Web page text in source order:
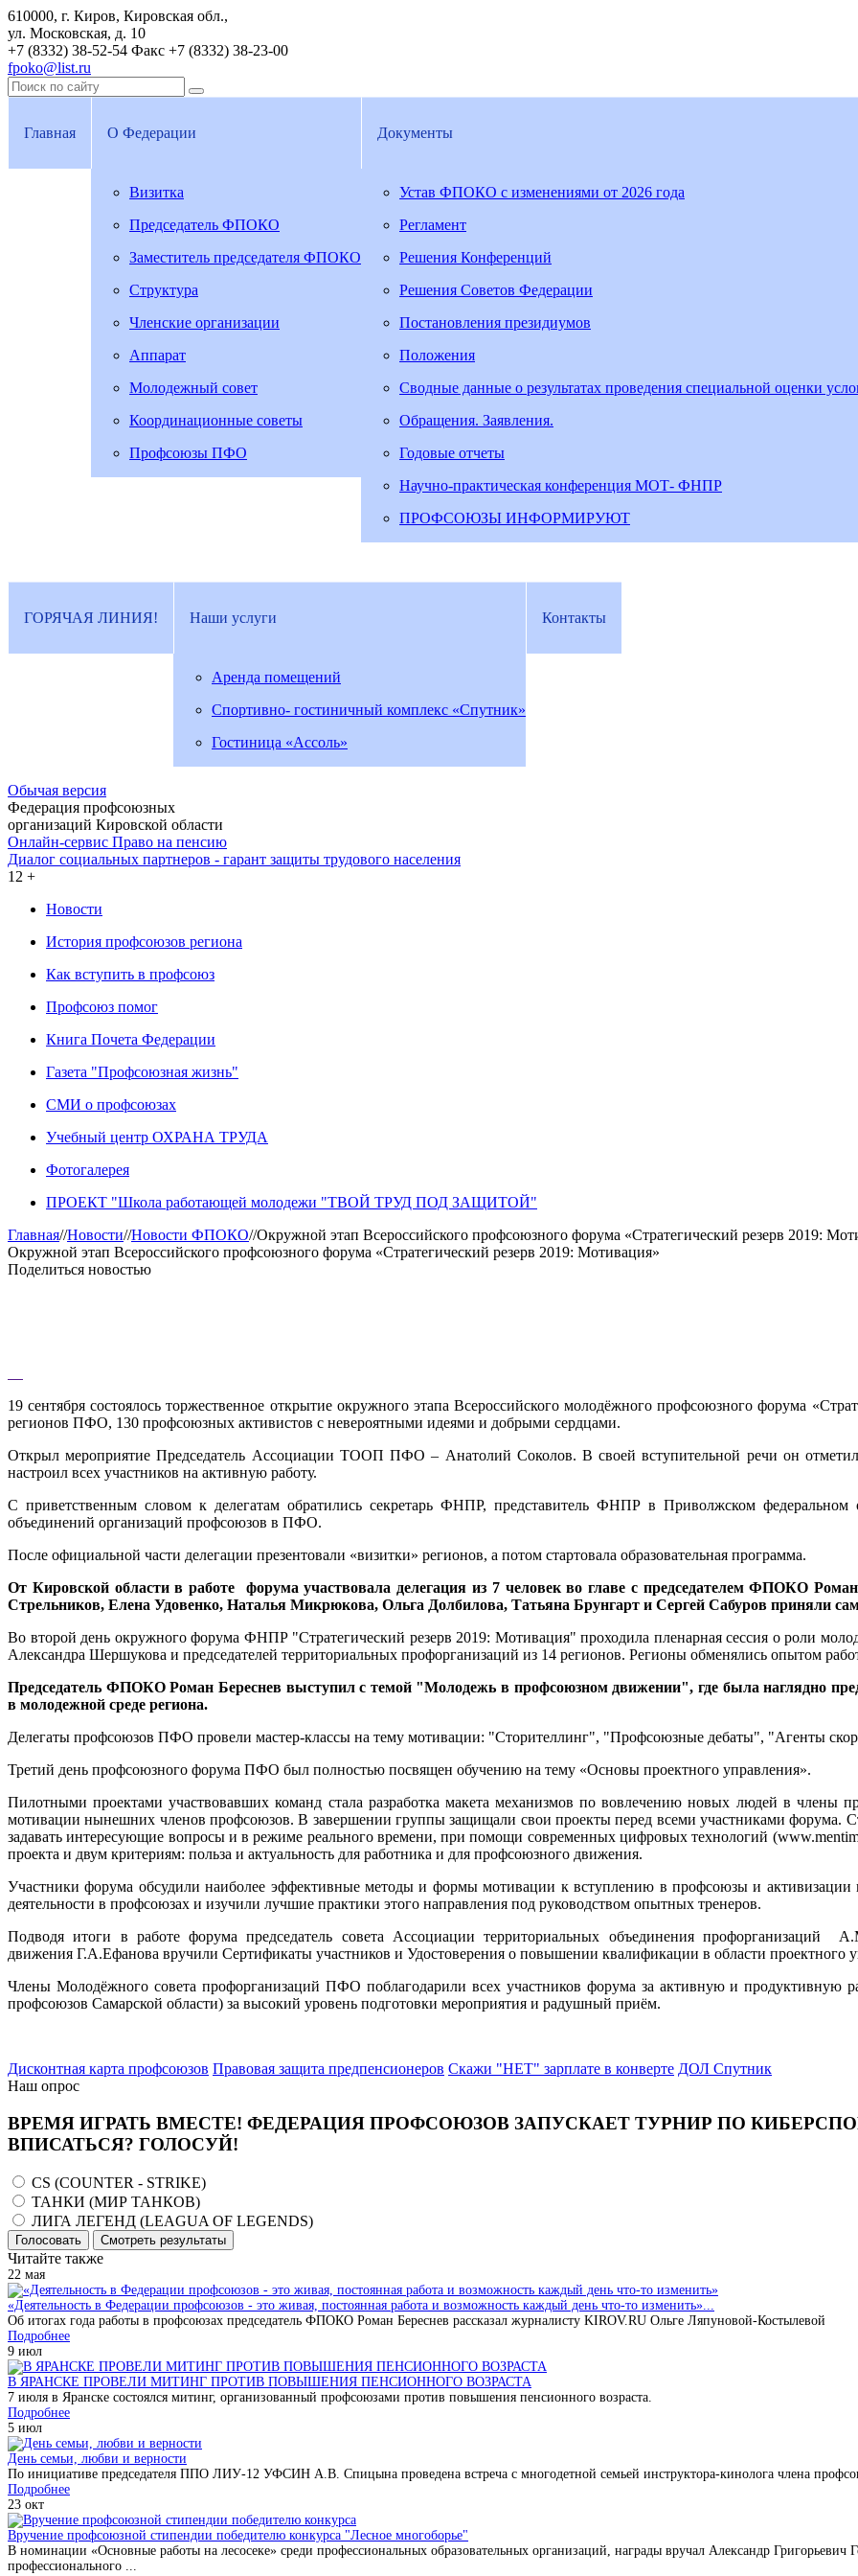
610000, г. Киров, Кировская обл.,
ул. Московская, д. 10
+7 (8332) 38-52-54 Факс +7 (8332) 38-23-00
fpoko@list.ru
Главная О Федерации
Визитка
Председатель ФПОКО
Заместитель председателя ФПОКО
Структура
Членские организации
Аппарат
Молодежный совет
Координационные советы
Профсоюзы ПФО
Документы
Устав ФПОКО с изменениями от 2026 года
Регламент
Решения Конференций
Решения Советов Федерации
Постановления президиумов
Положения
Сводные данные о результатах проведения специальной оценки
Обращения. Заявления.
Годовые отчеты
Научно-практическая конференция МОТ- ФНПР
ПРОФСОЮЗЫ ИНФОРМИРУЮТ
ГОРЯЧАЯ ЛИНИЯ! Наши услуги
Аренда помещений
Спортивно- гостиничный комплекс «Спутник»
Гостиница «Ассоль»
Контакты
Обычая версия
Федерация профсоюзных
организаций Кировской области
Онлайн-сервис Право на пенсию
Диалог социальных партнеров - гарант защиты трудового населения
12 +
Новости
История профсоюзов региона
Как вступить в профсоюз
Профсоюз помог
Книга Почета Федерации
Газета "Профсоюзная жизнь"
СМИ о профсоюзах
Учебный центр ОХРАНА ТРУДА
Фотогалерея
ПРОЕКТ "Школа работающей молодежи "ТВОЙ ТРУД ПОД ЗАЩИТОЙ"
Главная//Новости//Новости ФПОКО//Окружной этап Всероссийского профсоюзного форума «Стратегический резерв 2019:
Окружной этап Всероссийского профсоюзного форума «Стратегический резерв 2019: Мотивация»
Поделиться новостью
19 сентября состоялось торжественное открытие окружного этапа Всероссийского молодёжного профсоюзного форума
регионов ПФО, 130 профсоюзных активистов с невероятными идеями и добрыми сердцами.
Открыл мероприятие Председатель Ассоциации ТООП ПФО – Анатолий Соколов. В своей вступительной речи он
настроил всех участников на активную работу.
С приветственным словом к делегатам обратились секретарь ФНПР, представитель ФНПР в Приволжском федеральном
объединений организаций профсоюзов в ПФО.
После официальной части делегации презентовали «визитки» регионов, а потом стартовала образовательная программа.
От Кировской области в работе форума участвовала делегация из 7 человек во главе с председателем ФПОКО
Стрельников, Елена Удовенко, Наталья Микрюкова, Ольга Долбилова, Татьяна Брунгарт и Сергей Сабуров приняли
Во второй день окружного форума ФНПР "Стратегический резерв 2019: Мотивация" проходила пленарная сессия о роли
Александра Шершукова и председателей территориальных профорганизаций из 14 регионов. Регионы обменялись опытом
Председатель ФПОКО Роман Береснев выступил с темой "Молодежь в профсоюзном движении", где была наглядно
в молодежной среде региона.
Делегаты профсоюзов ПФО провели мастер-классы на тему мотивации: "Сторителлинг", "Профсоюзные дебаты", "Агенты
Третий день профсоюзного форума ПФО был полностью посвящен обучению на тему «Основы проектного управления».
Пилотными проектами участвовавших команд стала разработка макета механизмов по вовлечению новых людей в члены
мотивации нынешних членов профсоюзов. В завершении группы защищали свои проекты перед всеми участниками форума.
задавать интересующие вопросы и в режиме реального времени, при помощи современных цифровых технологий
проекта и двум критериям: польза и актуальность для работника и для профсоюзного движения.
Участники форума обсудили наиболее эффективные методы и формы мотивации к вступлению в профсоюзы и активизации
деятельности в профсоюзах и изучили лучшие практики этого направления под руководством опытных тренеров.
Подводя итоги в работе форума председатель совета Ассоциации территориальных объединения профорганизаций
движения Г.А.Ефанова вручили Сертификаты участников и Удостоверения о повышении квалификации в области проектного
Члены Молодёжного совета профорганизаций ПФО поблагодарили всех участников форума за активную и
профсоюзов Самарской области) за высокий уровень подготовки мероприятия и радушный приём.
Дисконтная карта профсоюзов Правовая защита предпенсионеров Скажи "НЕТ" зарплате в конверте ДОЛ Спутник
Наш опрос
ВРЕМЯ ИГРАТЬ ВМЕСТЕ! ФЕДЕРАЦИЯ ПРОФСОЮЗОВ ЗАПУСКАЕТ ТУРНИР ПО
ВПИСАТЬСЯ? ГОЛОСУЙ!
CS (COUNTER - STRIKE)
ТАНКИ (МИР ТАНКОВ)
ЛИГА ЛЕГЕНД (LEAGUA OF LEGENDS)
Голосовать Смотреть результаты
Читайте также
22 мая
«Деятельность в Федерации профсоюзов - это живая, постоянная работа и возможность каждый день что-то изменить»...
Об итогах года работы в профсоюзах председатель ФПОКО Роман Береснев рассказал журналисту KIROV.RU Ольге Ляпуновой-Костылевой
Подробнее
9 июл
В ЯРАНСКЕ ПРОВЕЛИ МИТИНГ ПРОТИВ ПОВЫШЕНИЯ ПЕНСИОННОГО ВОЗРАСТА
7 июля в Яранске состоялся митинг, организованный профсоюзами против повышения пенсионного возраста.
Подробнее
5 июл
День семьи, любви и верности
По инициативе председателя ППО ЛИУ-12 УФСИН А.В. Спицына проведена встреча с многодетной семьей инструктора-кинолога члена
Подробнее
23 окт
Вручение профсоюзной стипендии победителю конкурса "Лесное многоборье"
В номинации «Основные работы на лесосеке» среди профессиональных образовательных организаций, награды вручал Александр Григорьевич
профессионального ...